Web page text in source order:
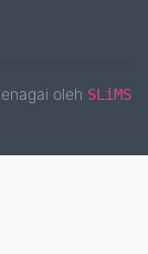
oleh SLiMS